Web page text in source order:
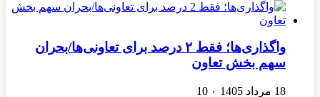
واگذاری‌ها؛ فقط ۲ درصد برای تعاونی‌ها/بحران
سهم بخش تعاون
18 مرداد 1405 ۰ 10